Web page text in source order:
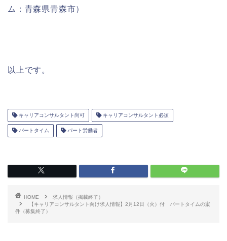
ム：青森県青森市）
以上です。
キャリアコンサルタント尚可 キャリアコンサルタント必須
パートタイム パート労働者
HOME
求人情報（掲載終了）
【キャリアコンサルタント向け求人情報】2月12日（火）付 パートタイムの案
件（募集終了）